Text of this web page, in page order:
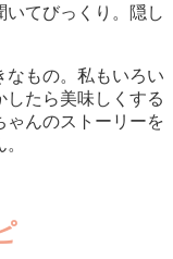
いてびっくり。隠し
なもの。私もいろい
したら美味しくする
ゃんのストーリーを